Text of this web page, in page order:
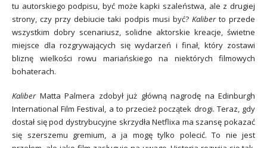
tu autorskiego podpisu, być może kapki szaleństwa, ale z drugiej
strony, czy przy debiucie taki podpis musi być? Kaliber to przede
wszystkim dobry scenariusz, solidne aktorskie kreacje, świetne
miejsce dla rozgrywających się wydarzeń i finał, który zostawi
bliznę wielkości rowu mariańskiego na niektórych filmowych
bohaterach.
KaliberMatta Palmera zdobył już główną nagrodę na Edinburgh
International Film Festival, a to przecież początek drogi. Teraz, gdy
dostał się pod dystrybucyjne skrzydła Netflixa ma szansę pokazać
się szerszemu gremium, a ja mogę tylko polecić. To nie jest